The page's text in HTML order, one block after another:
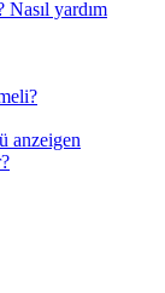
Nasıl yardım
anzeigen